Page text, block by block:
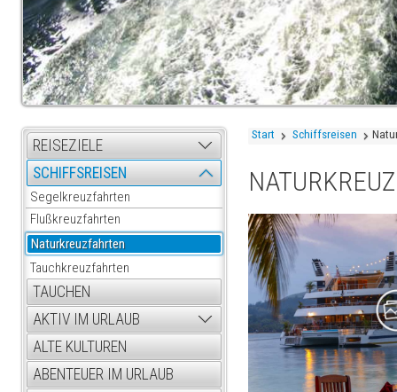
REISEZIELE
SCHIFFSREISEN
Segelkreuzfahrten
Flußkreuzfahrten
Naturkreuzfahrten
Tauchkreuzfahrten
TAUCHEN
AKTIV IM URLAUB
ALTE KULTUREN
ABENTEUER IM URLAUB
Start Schiffsreisen